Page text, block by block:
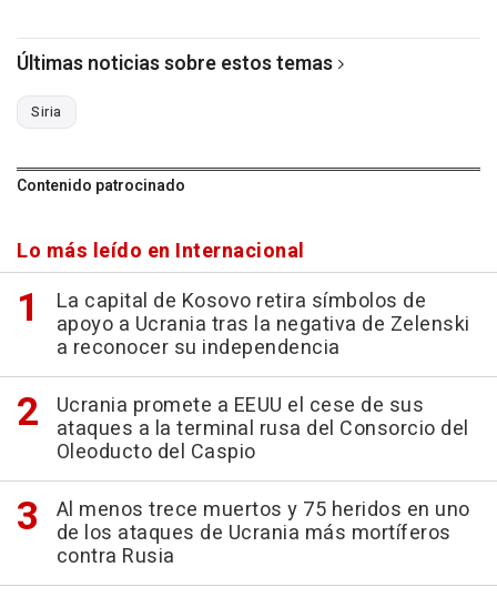
Últimas noticias sobre estos temas
Siria
Contenido patrocinado
Lo más leído en Internacional
La capital de Kosovo retira símbolos de
apoyo a Ucrania tras la negativa de Zelenski
a reconocer su independencia
Ucrania promete a EEUU el cese de sus
ataques a la terminal rusa del Consorcio del
Oleoducto del Caspio
Al menos trece muertos y 75 heridos en uno
de los ataques de Ucrania más mortíferos
contra Rusia